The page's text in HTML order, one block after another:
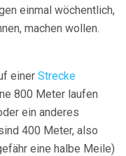
einmal wöchentlich,
machen wollen.
einer Strecke
800 Meter laufen
ein anderes
400 Meter, also
eine halbe Meile)